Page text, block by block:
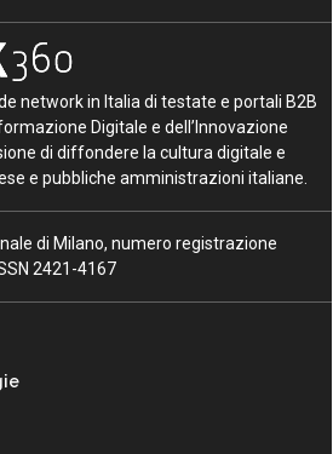
network in Italia di testate e portali B2B
Digitale e dell’Innovazione
di diffondere la cultura digitale e
e pubbliche amministrazioni italiane.
di Milano, numero registrazione
2421-4167